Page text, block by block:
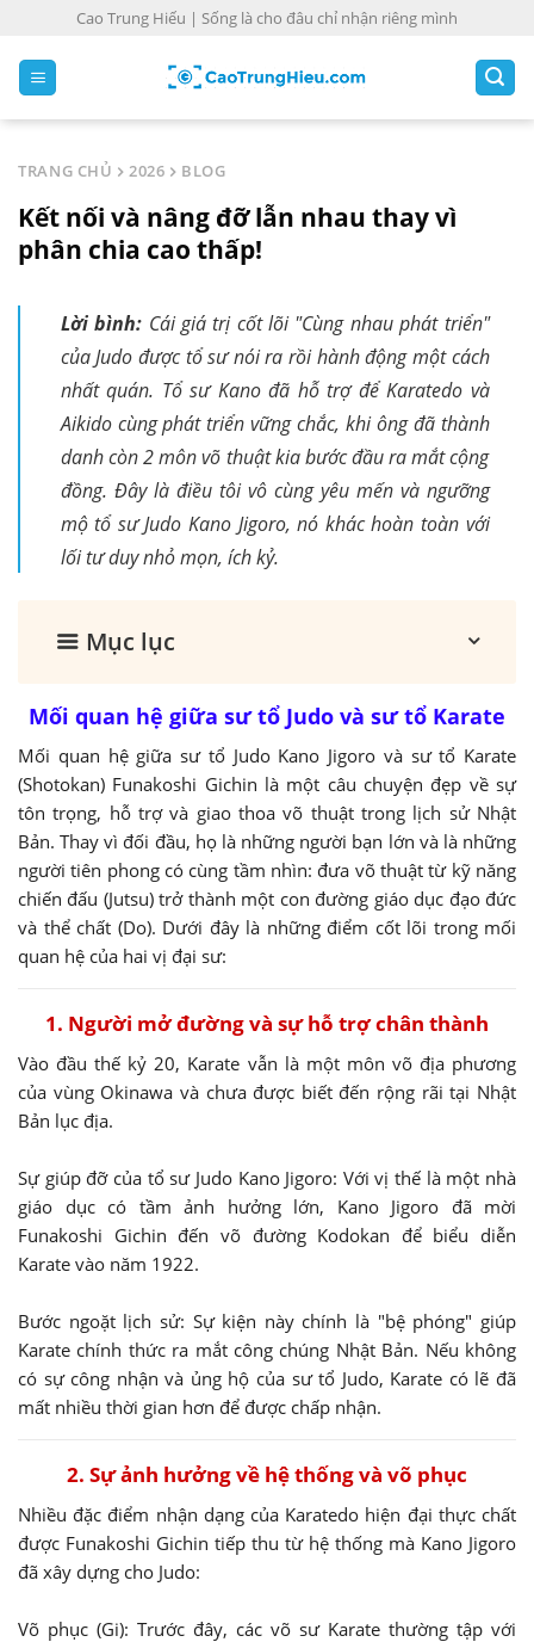
Cao Trung Hiếu | Sống là cho đâu chỉ nhận riêng mình
TRANG CHỦ 2026 BLOG
Kết nối và nâng đỡ lẫn nhau thay vì
phân chia cao thấp!
Lời bình: Cái giá trị cốt lõi "Cùng nhau phát triển"
của Judo được tổ sư nói ra rồi hành động một cách
nhất quán. Tổ sư Kano đã hỗ trợ để Karatedo và
Aikido cùng phát triển vững chắc, khi ông đã thành
danh còn 2 môn võ thuật kia bước đầu ra mắt cộng
đồng. Đây là điều tôi vô cùng yêu mến và ngưỡng
mộ tổ sư Judo Kano Jigoro, nó khác hoàn toàn với
lối tư duy nhỏ mọn, ích kỷ.
Mục lục
Mối quan hệ giữa sư tổ Judo và sư tổ Karate
Mối quan hệ giữa sư tổ Judo Kano Jigoro và sư tổ Karate
(Shotokan) Funakoshi Gichin là một câu chuyện đẹp về sự
tôn trọng, hỗ trợ và giao thoa võ thuật trong lịch sử Nhật
Bản. Thay vì đối đầu, họ là những người bạn lớn và là những
người tiên phong có cùng tầm nhìn: đưa võ thuật từ kỹ năng
chiến đấu (Jutsu) trở thành một con đường giáo dục đạo đức
và thể chất (Do). Dưới đây là những điểm cốt lõi trong mối
quan hệ của hai vị đại sư:
1. Người mở đường và sự hỗ trợ chân thành
Vào đầu thế kỷ 20, Karate vẫn là một môn võ địa phương
của vùng Okinawa và chưa được biết đến rộng rãi tại Nhật
Bản lục địa.
Sự giúp đỡ của tổ sư Judo Kano Jigoro: Với vị thế là một nhà
giáo dục có tầm ảnh hưởng lớn, Kano Jigoro đã mời
Funakoshi Gichin đến võ đường Kodokan để biểu diễn
Karate vào năm 1922.
Bước ngoặt lịch sử: Sự kiện này chính là "bệ phóng" giúp
Karate chính thức ra mắt công chúng Nhật Bản. Nếu không
có sự công nhận và ủng hộ của sư tổ Judo, Karate có lẽ đã
mất nhiều thời gian hơn để được chấp nhận.
2. Sự ảnh hưởng về hệ thống và võ phục
Nhiều đặc điểm nhận dạng của Karatedo hiện đại thực chất
được Funakoshi Gichin tiếp thu từ hệ thống mà Kano Jigoro
đã xây dựng cho Judo:
Võ phục (Gi): Trước đây, các võ sư Karate thường tập với